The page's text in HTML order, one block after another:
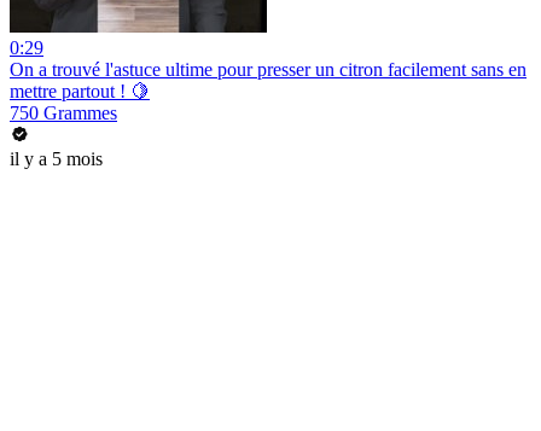
0:29
On a trouvé l'astuce ultime pour presser un citron facilement sans en
mettre partout ! 🍋
750 Grammes
il y a 5 mois